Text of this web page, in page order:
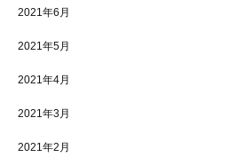
2021年6月
2021年5月
2021年4月
2021年3月
2021年2月